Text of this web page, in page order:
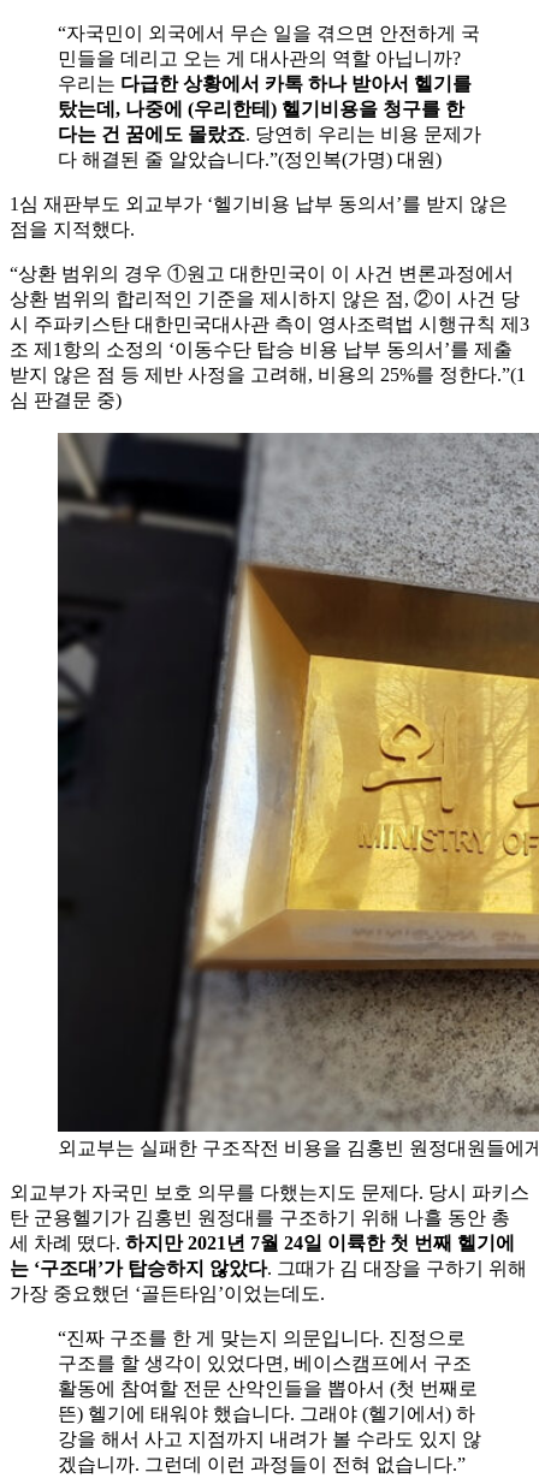
“자국민이 외국에서 무슨 일을 겪으면 안전하게 국
민들을 데리고 오는 게 대사관의 역할 아닙니까?
우리는 다급한 상황에서 카톡 하나 받아서 헬기를
탔는데, 나중에 (우리한테) 헬기비용을 청구를 한
다는 건 꿈에도 몰랐죠. 당연히 우리는 비용 문제가
다 해결된 줄 알았습니다.”(정인복(가명) 대원)
1심 재판부도 외교부가 ‘헬기비용 납부 동의서’를 받지 않은
점을 지적했다.
“상환 범위의 경우 ①원고 대한민국이 이 사건 변론과정에서
상환 범위의 합리적인 기준을 제시하지 않은 점, ②이 사건 당
시 주파키스탄 대한민국대사관 측이 영사조력법 시행규칙 제3
조 제1항의 소정의 ‘이동수단 탑승 비용 납부 동의서’를 제출
받지 않은 점 등 제반 사정을 고려해, 비용의 25%를 정한다.”(1
심 판결문 중)
외교부는 실패한 구조작전 비용을 김홍빈 원정대원들에
외교부가 자국민 보호 의무를 다했는지도 문제다. 당시 파키스
탄 군용헬기가 김홍빈 원정대를 구조하기 위해 나흘 동안 총
세 차례 떴다. 하지만 2021년 7월 24일 이륙한 첫 번째 헬기에
는 ‘구조대’가 탑승하지 않았다. 그때가 김 대장을 구하기 위해
가장 중요했던 ‘골든타임’이었는데도.
“진짜 구조를 한 게 맞는지 의문입니다. 진정으로
구조를 할 생각이 있었다면, 베이스캠프에서 구조
활동에 참여할 전문 산악인들을 뽑아서 (첫 번째로
뜬) 헬기에 태워야 했습니다. 그래야 (헬기에서) 하
강을 해서 사고 지점까지 내려가 볼 수라도 있지 않
겠습니까. 그런데 이런 과정들이 전혀 없습니다.”